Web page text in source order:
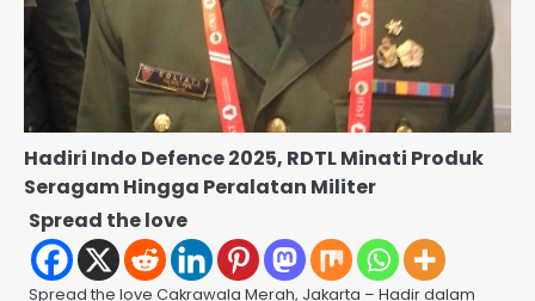
Hadiri Indo Defence 2025, RDTL Minati Produk
Seragam Hingga Peralatan Militer
Spread the love
Spread the love Cakrawala Merah, Jakarta – Hadir dalam